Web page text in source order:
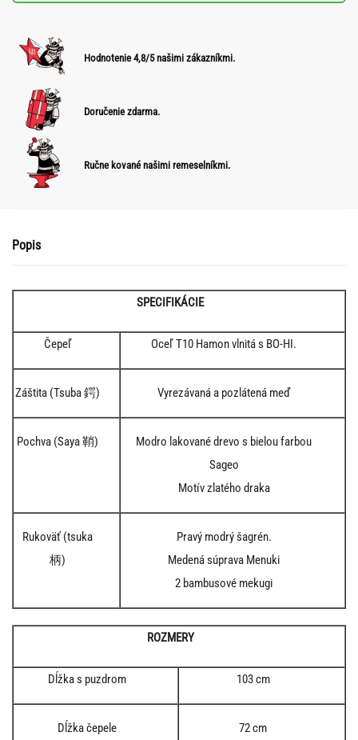
Hodnotenie 4,8/5 našimi zákazníkmi.
Doručenie zdarma.
Ručne kované našimi remeselníkmi.
Popis
SPECIFIKÁCIE
Čepeľ Oceľ T10 Hamon vlnitá s BO-HI.
Záštita (Tsuba 鍔) Vyrezávaná a pozlátená meď
Pochva (Saya 鞘)
Modro lakované drevo s bielou farbou
Sageo
Motív zlatého draka
Rukoväť (tsuka
柄)
Pravý modrý šagrén.
Medená súprava Menuki
2 bambusové mekugi
ROZMERY
Dĺžka s puzdrom 103 cm
Dĺžka čepele 72 cm